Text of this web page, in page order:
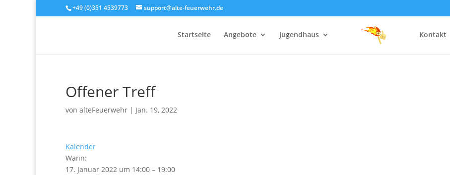
+49 (0)351 4539773 support@alte-feuerwehr.de
Startseite Angebote Jugendhaus Kontakt
Offener Treff
von alteFeuerwehr | Jan. 19, 2022
Kalender
Wann:
17. Januar 2022 um 14:00 – 19:00